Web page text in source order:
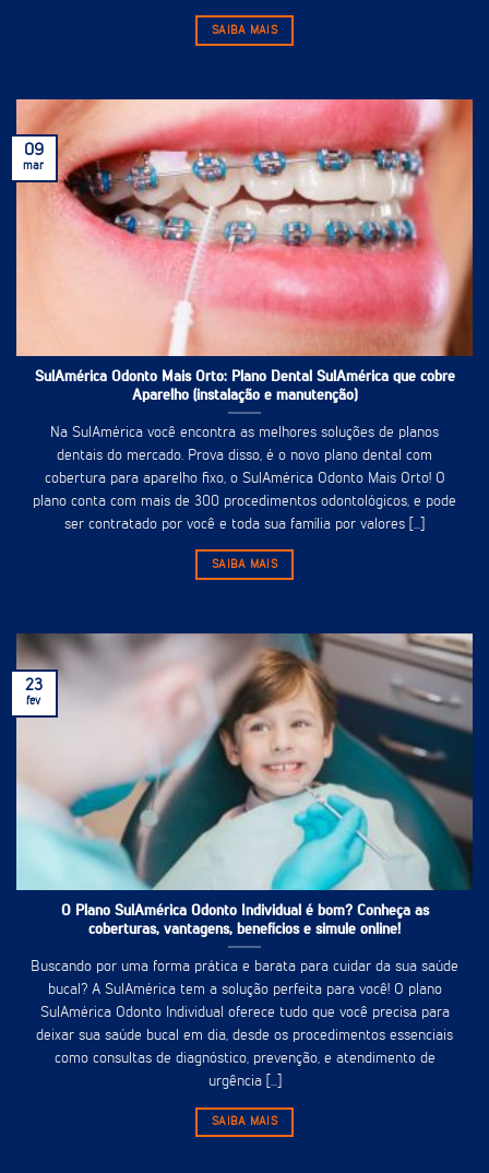
SAIBA MAIS
SulAmérica Odonto Mais Orto: Plano Dental SulAmérica que cobre
Aparelho (instalação e manutenção)
Na SulAmérica você encontra as melhores soluções de planos
dentais do mercado. Prova disso, é o novo plano dental com
cobertura para aparelho fixo, o SulAmérica Odonto Mais Orto! O
plano conta com mais de 300 procedimentos odontológicos, e pode
ser contratado por você e toda sua família por valores [...]
SAIBA MAIS
09
mar
O Plano SulAmérica Odonto Individual é bom? Conheça as
coberturas, vantagens, benefícios e simule online!
Buscando por uma forma prática e barata para cuidar da sua saúde
bucal? A SulAmérica tem a solução perfeita para você! O plano
SulAmérica Odonto Individual oferece tudo que você precisa para
deixar sua saúde bucal em dia, desde os procedimentos essenciais
como consultas de diagnóstico, prevenção, e atendimento de
urgência [...]
SAIBA MAIS
23
fev